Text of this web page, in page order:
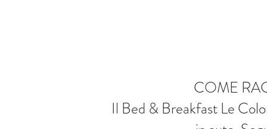
COME
Il Bed & Breakfast Le